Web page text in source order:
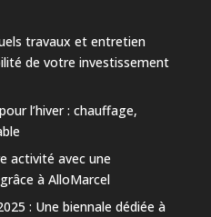
travaux et entretien
de votre investissement
l’hiver : chauffage,
activité avec une
à AlloMarcel
: Une biennale dédiée à